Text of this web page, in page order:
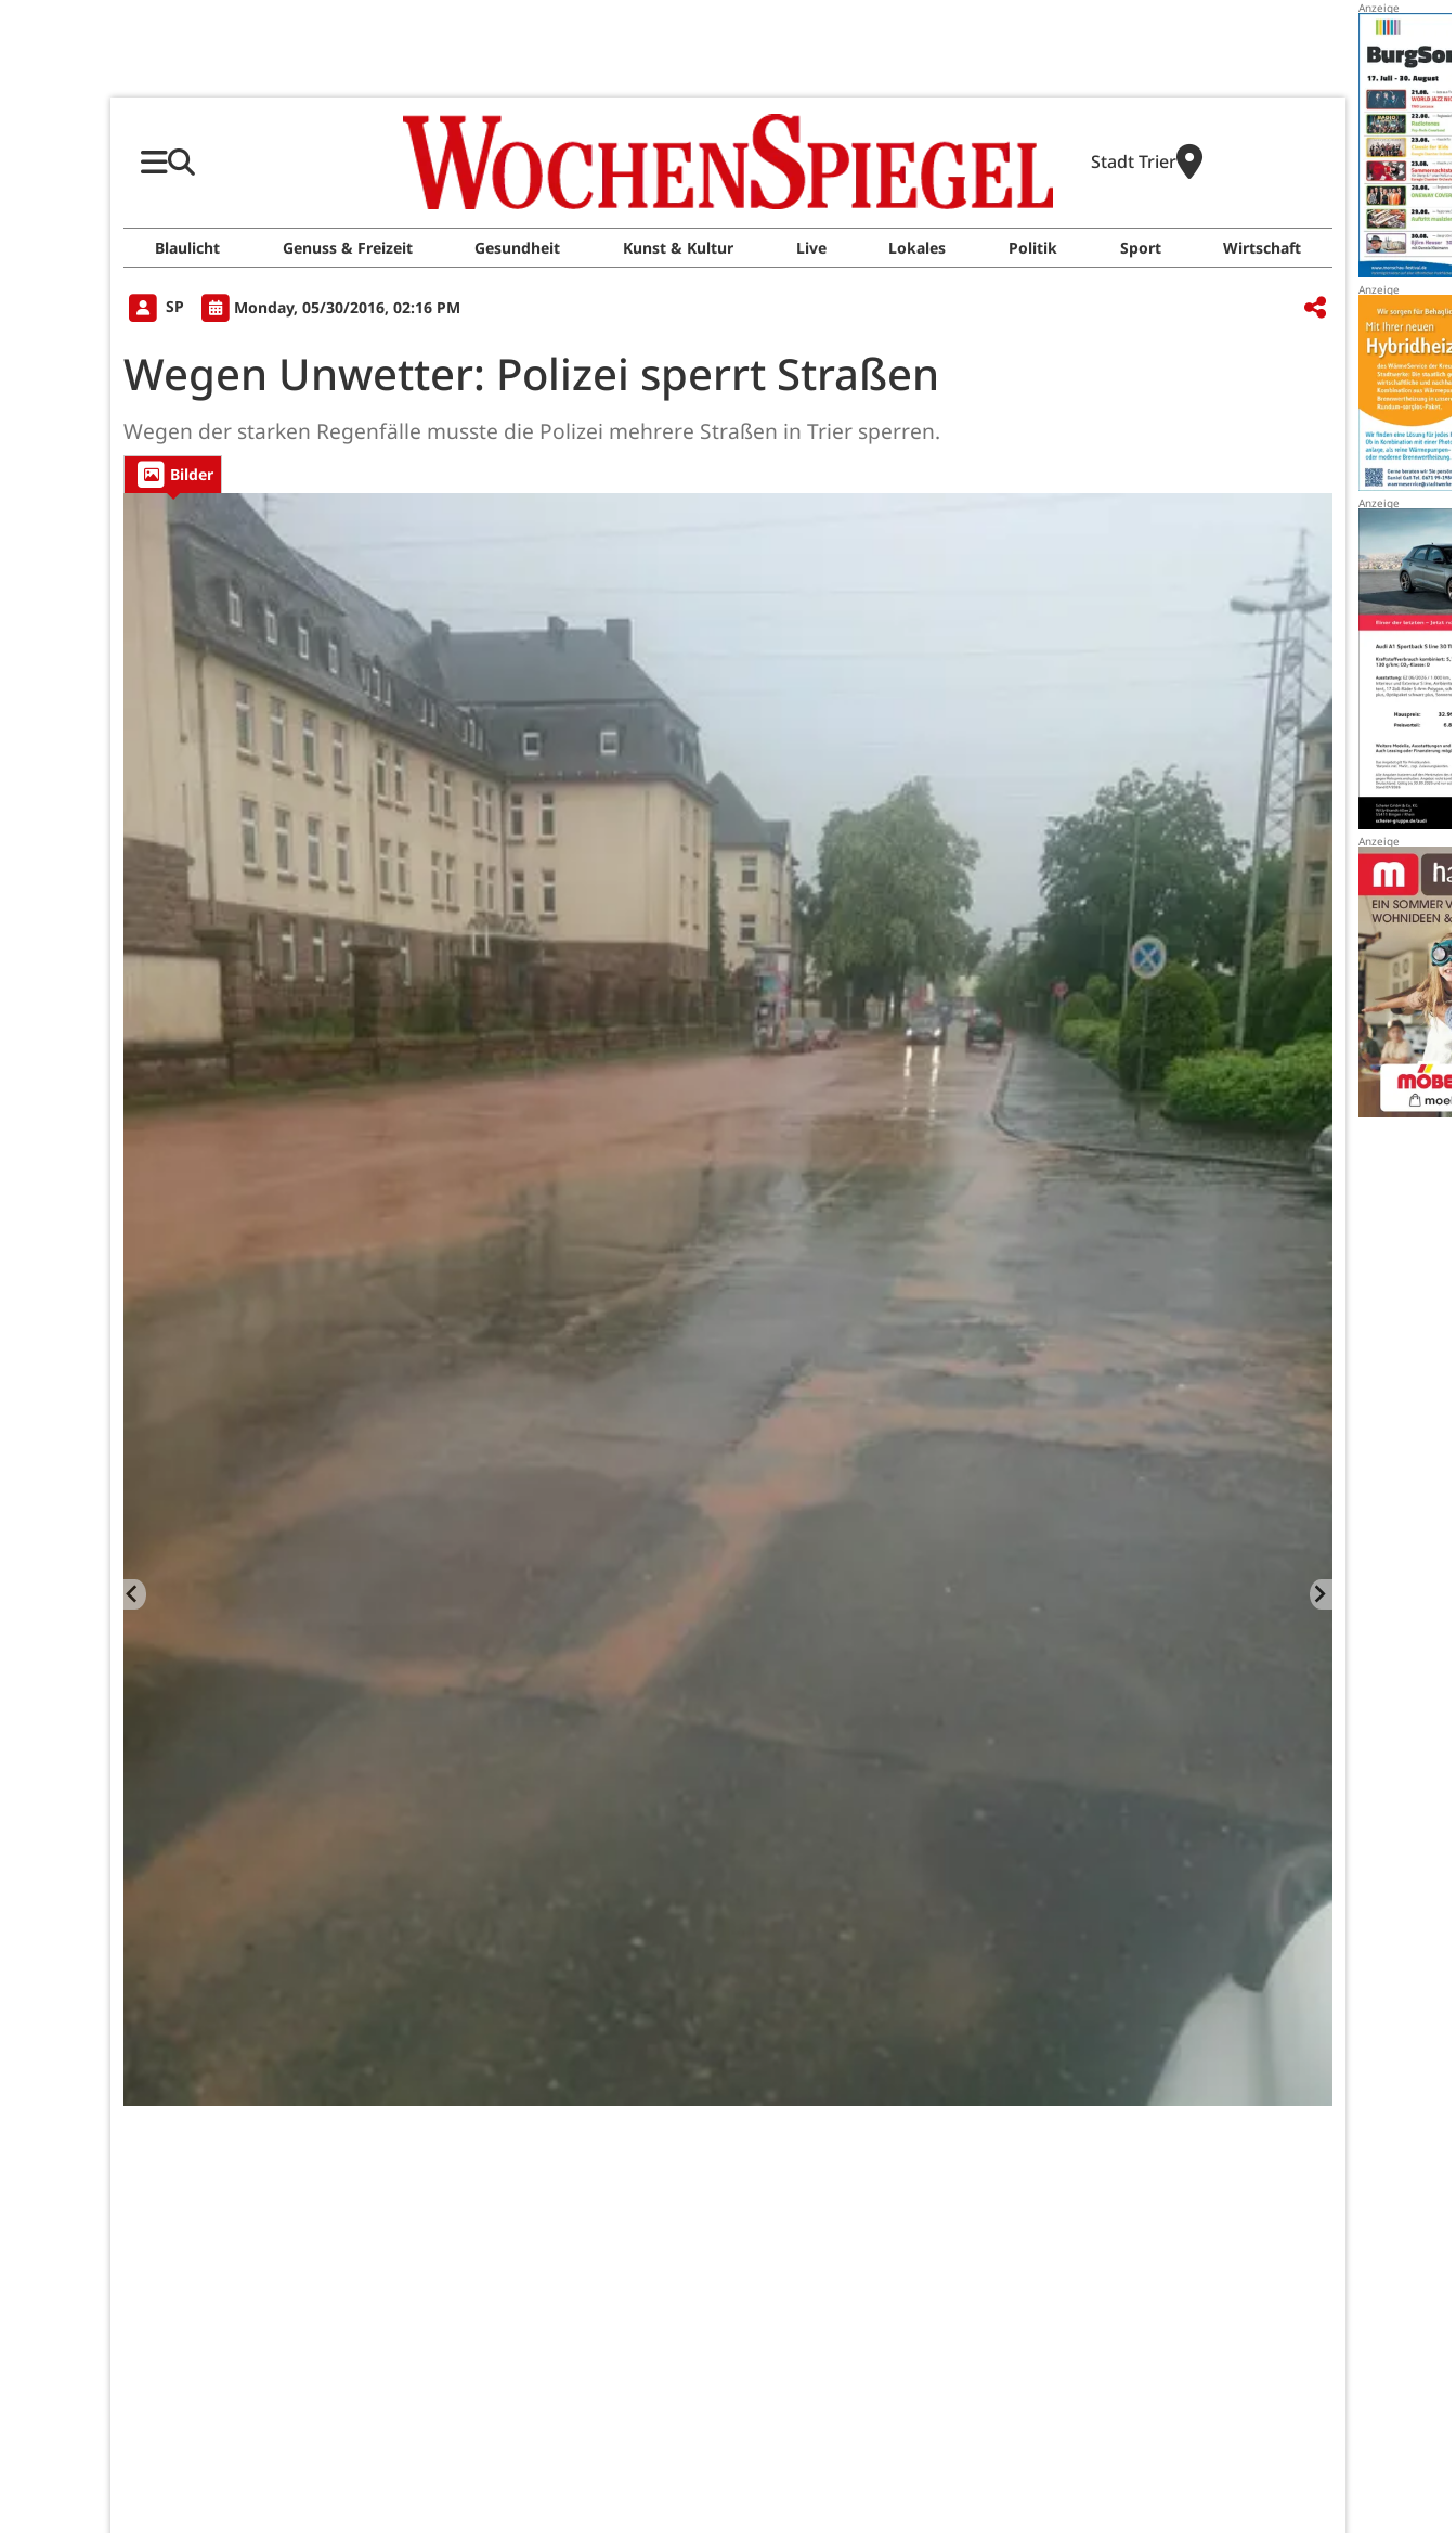
Stadt Trier
Blaulicht Genuss & Freizeit Gesundheit Kunst & Kultur Live Lokales Politik Sport Wirtschaft
SP Monday, 05/30/2016, 02:16 PM
Wegen Unwetter: Polizei sperrt Straßen
Wegen der starken Regenfälle musste die Polizei mehrere Straßen in Trier sperren.
Bilder